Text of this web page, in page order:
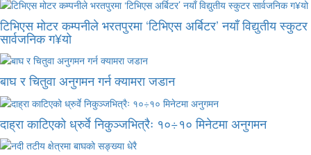
टिभिएस मोटर कम्पनीले भरतपुरमा ‘टिभिएस अर्बिटर’ नयाँ विद्युतीय स्कुटर
सार्वजनिक ग¥यो
बाघ र चितुवा अनुगमन गर्न क्यामरा जडान
दाह्रा काटिएको ध्रुर्वे निकुञ्जभित्रैः १०÷१० मिनेटमा अनुगमन